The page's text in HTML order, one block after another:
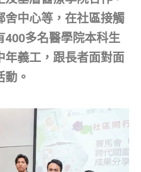
舍中心等，在社區接觸
400多名醫學院本科生
年義工，跟長者面對面
。